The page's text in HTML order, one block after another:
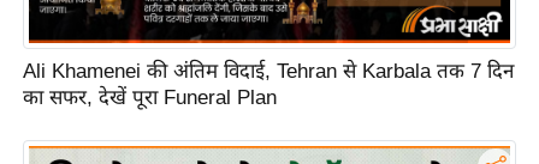
Ali Khamenei की अंतिम विदाई, Tehran से Karbala तक 7 दिन
का सफर, देखें पूरा Funeral Plan